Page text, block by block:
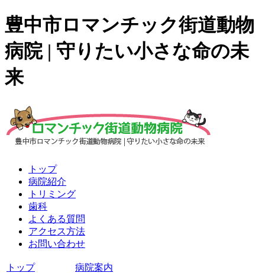
豊中市ロマンチック街道動物
病院 | 守りたい小さな命の未
来
トップ
病院紹介
トリミング
歯科
よくある質問
アクセス方法
お問い合わせ
トップ
病院案内